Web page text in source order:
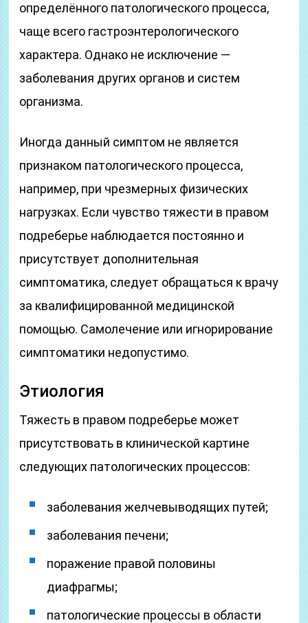
определённого патологического процесса,
чаще всего гастроэнтерологического
характера. Однако не исключение —
заболевания других органов и систем
организма.
Иногда данный симптом не является
признаком патологического процесса,
например, при чрезмерных физических
нагрузках. Если чувство тяжести в правом
подреберье наблюдается постоянно и
присутствует дополнительная
симптоматика, следует обращаться к врачу
за квалифицированной медицинской
помощью. Самолечение или игнорирование
симптоматики недопустимо.
Этиология
Тяжесть в правом подреберье может
присутствовать в клинической картине
следующих патологических процессов:
заболевания желчевыводящих путей;
заболевания печени;
поражение правой половины
диафрагмы;
патологические процессы в области